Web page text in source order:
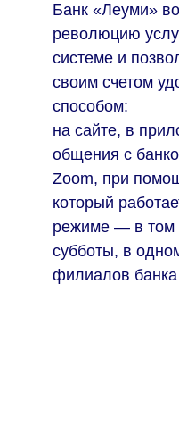
Банк «Леуми»
революцию
системе и
своим счетом
способом:
на сайте, в
общения с
Zoom, при
который
режиме — в том
субботы, в
филиалов банка